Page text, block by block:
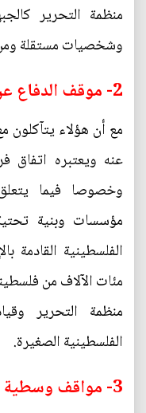
منظمة التحرير
وشخصيات مستقلة
2- موقف الدفاع عن الاتفاق
مع أن هؤلاء يتآكلون
عنه ويعتبره اتفاق
وخصوصا فيما
مؤسسات وبنية
الفلسطينية القادمة
مئات الآلاف من
منظمة التحرير
الفلسطينية الصغيرة.
3- مواقف وسطية